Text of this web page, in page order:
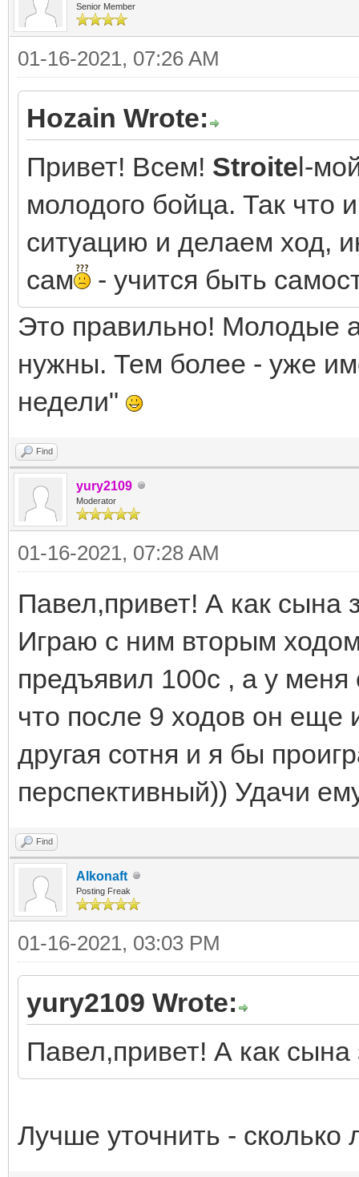
Senior Member
01-16-2021, 07:26 AM
Hozain Wrote:
Привет! Всем! Stroitel-
молодого бойца. Так
ситуацию и делаем ход,
сам
- учится быть
Это правильно! Молодые
нужны. Тем более - уже
недели"
Find
yury2109
Moderator
01-16-2021, 07:28 AM
Павел,привет! А как сына
Играю с ним вторым
предъявил 100с , а у
что после 9 ходов он еще
другая сотня и я бы
перспективный)) Удачи
Find
Alkonaft
Posting Freak
01-16-2021, 03:03 PM
yury2109 Wrote:
Павел,привет! А как сына
Лучше уточнить - сколько